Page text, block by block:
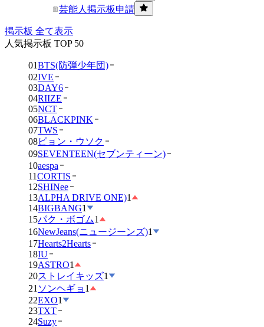
芸能人掲示板申請
掲示板 全て表示
人気掲示板 TOP 50
01BTS(防弾少年団)
02IVE
03DAY6
04RIIZE
05NCT
06BLACKPINK
07TWS
08ピョン・ウソク
09SEVENTEEN(セブンティーン)
10aespa
11CORTIS
12SHINee
13ALPHA DRIVE ONE)1
14BIGBANG1
15パク・ボゴム1
16NewJeans(ニュージーンズ)1
17Hearts2Hearts
18IU
19ASTRO1
20ストレイキッズ1
21 ソンヘギョ 1
22EXO1
23TXT
24Suzy